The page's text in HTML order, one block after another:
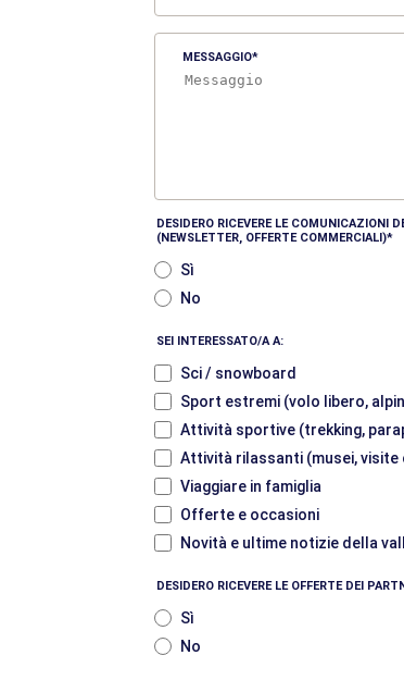
MESSAGGIO
DESIDERO RICEVERE LE COMUNICAZIONI
(NEWSLETTER, OFFERTE COMMERCIALI)
Sì
No
SEI INTERESSATO/A A:
Sci / snowboard
Sport estremi (volo libero,
Attività sportive (trekking,
Attività rilassanti (musei, visite
Viaggiare in famiglia
Offerte e occasioni
Novità e ultime notizie della
DESIDERO RICEVERE LE OFFERTE DEI
Sì
No